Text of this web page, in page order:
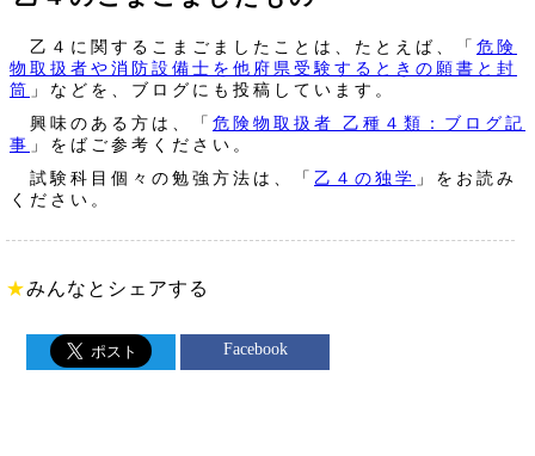
乙４に関するこまごましたことは、たとえば、「 危険
物取扱者や消防設備士を他府県受験するときの願書と封
筒 」などを、ブログにも投稿しています。
興味のある方は、「 危険物取扱者 乙種４類：ブログ記
事 」をばご参考ください。
試験科目個々の勉強方法は、「 乙４の独学 」をお読み
ください。
★みんなとシェアする
Facebook